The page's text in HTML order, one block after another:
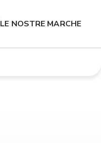
LE NOSTRE MARCHE